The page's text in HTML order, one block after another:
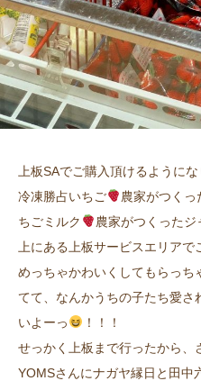
上板SAでご購入頂けるようにな
冷凍勝占いちご
農家がつくっ
ちごミルク
農家がつくった
上にある上板サービスエリア
めっちゃかわいくしてもらっ
てて、なんかうちの子たち愛さ
いよーっ
！！！
せっかく上板まで行ったから
YOMSさんにナガヤ縁日と田中